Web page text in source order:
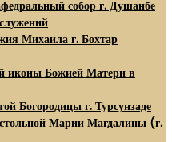
собор г. Душанбе
Михаила г. Бохтар
иконы Божией Матери в
Богородицы г. Турсунзаде
Марии Магдалины (г.